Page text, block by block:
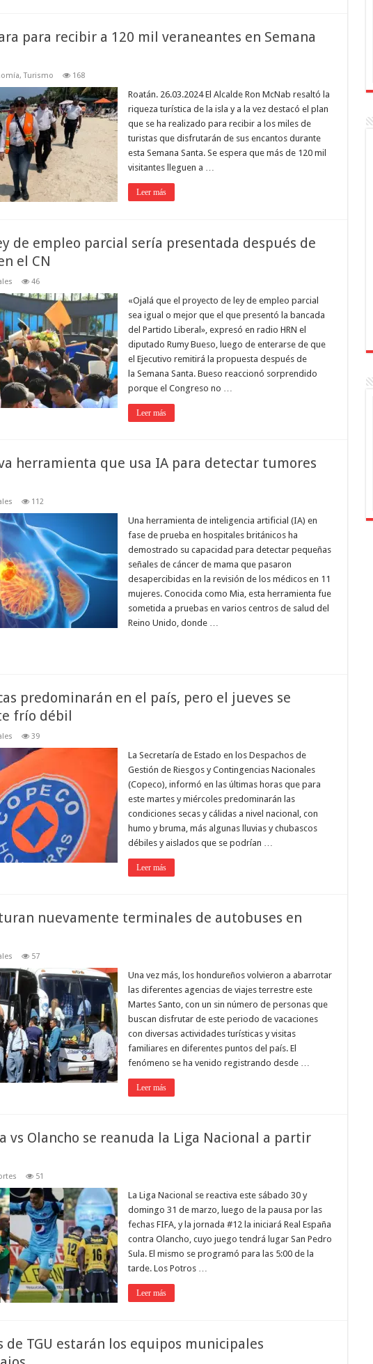
para recibir a 120 mil veraneantes en Semana
,Turismo 168
Roatán. 26.03.2024 El Alcalde Ron McNab resaltó la
riqueza turística de la isla y a la vez destacó el plan
que se ha realizado para recibir a los miles de
turistas que disfrutarán de sus encantos durante
esta Semana Santa. Se espera que más de 120 mil
visitantes lleguen a …
Leer más
de empleo parcial sería presentada después de
el CN
46
«Ojalá que el proyecto de ley de empleo parcial
sea igual o mejor que el que presentó la bancada
del Partido Liberal», expresó en radio HRN el
diputado Rumy Bueso, luego de enterarse de que
el Ejecutivo remitirá la propuesta después de
la Semana Santa. Bueso reaccionó sorprendido
porque el Congreso no …
Leer más
herramienta que usa IA para detectar tumores
112
Una herramienta de inteligencia artificial (IA) en
fase de prueba en hospitales británicos ha
demostrado su capacidad para detectar pequeñas
señales de cáncer de mama que pasaron
desapercibidas en la revisión de los médicos en 11
mujeres. Conocida como Mia, esta herramienta fue
sometida a pruebas en varios centros de salud del
Reino Unido, donde …
predominarán en el país, pero el jueves se
frío débil
39
La Secretaría de Estado en los Despachos de
Gestión de Riesgos y Contingencias Nacionales
(Copeco), informó en las últimas horas que para
este martes y miércoles predominarán las
condiciones secas y cálidas a nivel nacional, con
humo y bruma, más algunas lluvias y chubascos
débiles y aislados que se podrían …
Leer más
nuevamente terminales de autobuses en
57
Una vez más, los hondureños volvieron a abarrotar
las diferentes agencias de viajes terrestre este
Martes Santo, con un sin número de personas que
buscan disfrutar de este periodo de vacaciones
con diversas actividades turísticas y visitas
familiares en diferentes puntos del país. El
fenómeno se ha venido registrando desde …
Leer más
vs Olancho se reanuda la Liga Nacional a partir
51
La Liga Nacional se reactiva este sábado 30 y
domingo 31 de marzo, luego de la pausa por las
fechas FIFA, y la jornada #12 la iniciará Real España
contra Olancho, cuyo juego tendrá lugar San Pedro
Sula. El mismo se programó para las 5:00 de la
tarde. Los Potros …
Leer más
de TGU estarán los equipos municipales